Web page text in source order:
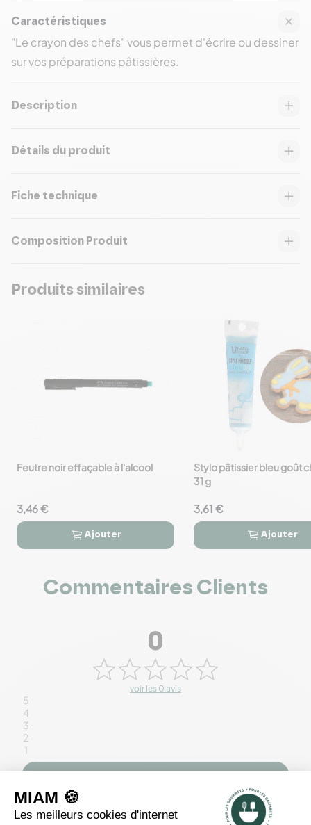
Caractéristiques
"Le crayon des chefs" vous permet d'écrire ou dessiner
sur vos préparations pâtissières.
Description
Détails du produit
Fiche technique
Composition Produit
Produits similaires
favorite_border
Feutre noir effaçable à l'alcool
3,46 €
 
Ajouter
favorite_border
Stylo pâtissier bleu goût
31 g
3,61 €
 
Ajouter
Commentaires Clients
0
voir les 0 avis
5
4
3
2
1